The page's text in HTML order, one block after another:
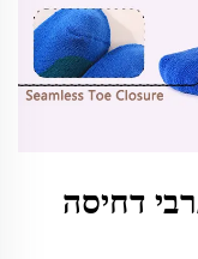
דחיסה